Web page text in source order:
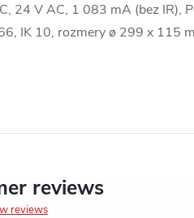
24 V AC, 1 083 mA (bez IR),
IK 10, rozmery ø 299 x 115
reviews
reviews